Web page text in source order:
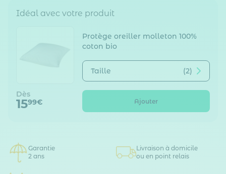
Idéal avec votre produit
Protège oreiller molleton 100%
coton bio
Taille (2)
Dès
1599€ Ajouter
Garantie
2 ans
Livraison à domicile
ou en point relais